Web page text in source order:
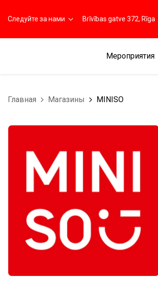
Следуйте за нами Brīvības gatve 372, Rīga
Мероприятия
Главная Магазины MINISO